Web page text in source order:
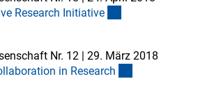
Research Initiative
Nr. 12 | 29. März 2018
in Research